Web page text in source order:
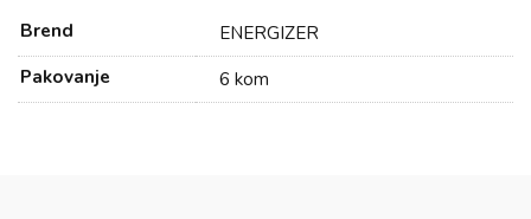
Brend
ENERGIZER
Pakovanje
6 kom